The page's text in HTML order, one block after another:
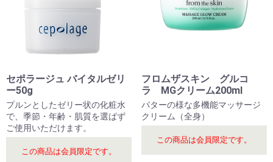
セポラージュ バイタルゼリ
ー50g
プルンとしたゼリー状の化粧水
で、季節・年齢・肌質を選ばず
ご使用いただけます。
この商品は会員限定です。
フロムザスキン グルコ
ラ MGクリーム200ml
バターの様な多機能マッサージ
クリーム（全身）
この商品は会員限定です。